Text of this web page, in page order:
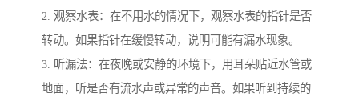
2. 观察水表：在不用水的情况下，观察水表的指针是否
转动。如果指针在缓慢转动，说明可能有漏水现象。
3. 听漏法：在夜晚或安静的环境下，用耳朵贴近水管或
地面，听是否有流水声或异常的声音。如果听到持续的